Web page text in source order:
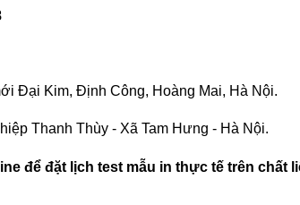
Đại Kim, Định Công, Hoàng Mai, Hà Nội.
Thanh Thùy - Xã Tam Hưng - Hà Nội.
để đặt lịch test mẫu in thực tế trên chất